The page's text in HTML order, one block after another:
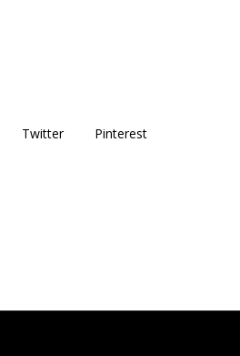
Twitter Pinterest